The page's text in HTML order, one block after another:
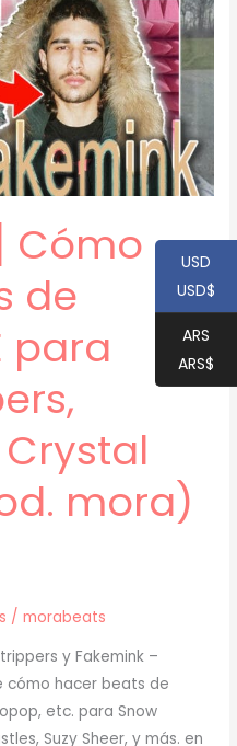
Cómo
de
para
mora)
/morabeats
y Fakemink –
cómo hacer beats de
etc. para Snow
Suzy Sheer, y más. en
USD
USD$
ARS
ARS$